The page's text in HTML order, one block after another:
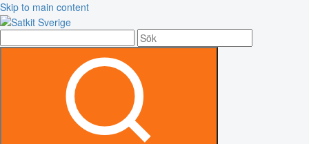
Skip to main content